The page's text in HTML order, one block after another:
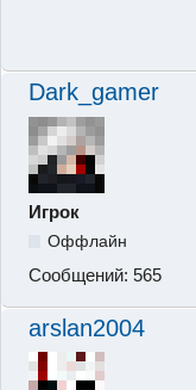
Dark_gamer
Игрок
Оффлайн
Сообщений: 565
arslan2004